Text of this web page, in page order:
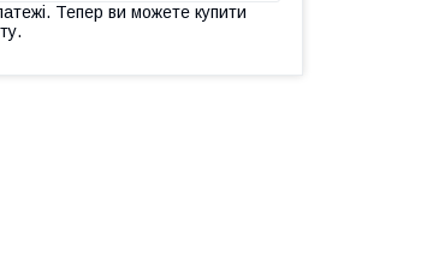
Тепер ви можете купити